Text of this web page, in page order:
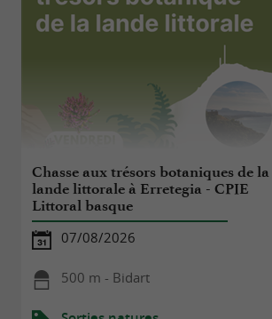
Chasse aux trésors botaniques de la
lande littorale à Erretegia - CPIE
Littoral basque
07/08/2026
500 m - Bidart